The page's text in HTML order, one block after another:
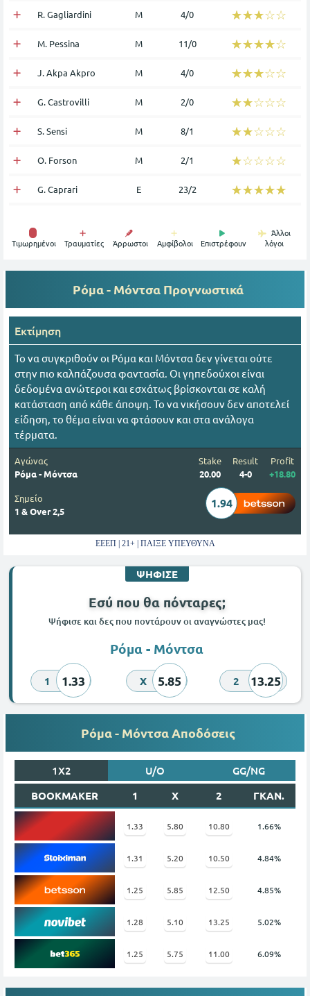
R. Gagliardini Μ 4/0 ☆☆☆☆☆
★★★★★
M. Pessina Μ 11/0 ☆☆☆☆☆
★★★★★
J. Akpa Akpro Μ 4/0 ☆☆☆☆☆
★★★★★
G. Castrovilli Μ 2/0 ☆☆☆☆☆
★★★★★
S. Sensi Μ 8/1 ☆☆☆☆☆
★★★★★
O. Forson Μ 2/1 ☆☆☆☆☆
★★★★★
G. Caprari Ε 23/2 ☆☆☆☆☆
★★★★★
Tιμωρημένοι Τραυματίες Άρρωστοι Αμφίβολοι Επιστρέφουν
Άλλοι
λόγοι
Ρόμα - Μόντσα Προγνωστικά
Εκτίμηση
Το να συγκριθούν οι Ρόμα και Μόντσα δεν γίνεται ούτε
στην πιο καλπάζουσα φαντασία. Οι γηπεδούχοι είναι
δεδομένα ανώτεροι και εσχάτως βρίσκονται σε καλή
κατάσταση από κάθε άποψη. Το να νικήσουν δεν αποτελεί
είδηση, το θέμα είναι να φτάσουν και στα ανάλογα
τέρματα.
Αγώνας
Ρόμα - Μόντσα
Stake
20.00
Result
4-0
Profit
+18.80
Σημείο
1 & Over 2,5
1.94
ΕΕΕΠ | 21+ | ΠΑΙΞΕ ΥΠΕΥΘΥΝΑ
ΨΗΦΙΣΕ
Εσύ που θα πόνταρες;
Ψήφισε και δες που ποντάρουν οι αναγνώστες μας!
Ρόμα - Μόντσα
1 1.33 X 5.85 2 13.25
Ρόμα - Μόντσα Αποδόσεις
1X2 U/O
GG/NG
BOOKMAKER
1 X 2 ΓΚΑΝ.
1.33 5.80 10.80 1.66%
1.31 5.20 10.50 4.84%
1.25 5.85 12.50 4.85%
1.28 5.10 13.25 5.02%
1.25 5.75 11.00 6.09%